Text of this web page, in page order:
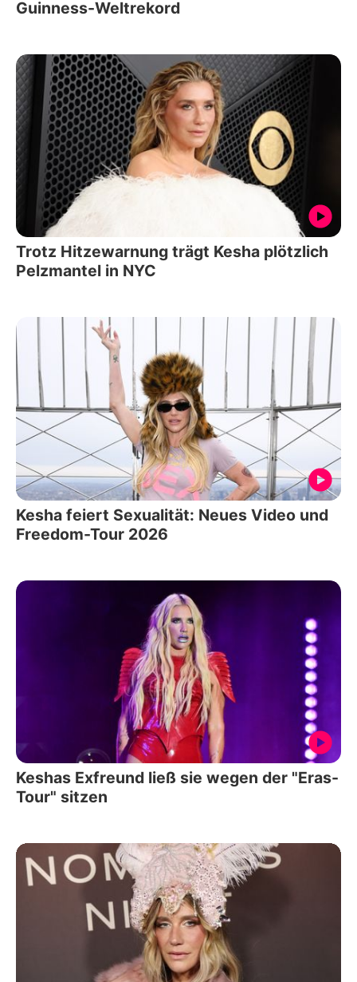
Guinness-Weltrekord
Trotz Hitzewarnung trägt Kesha plötzlich
Pelzmantel in NYC
Kesha feiert Sexualität: Neues Video und
Freedom-Tour 2026
Keshas Exfreund ließ sie wegen der "Eras-
Tour" sitzen